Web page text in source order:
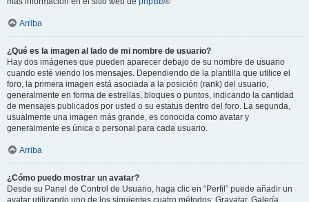
Arriba
¿Qué es la imagen al lado de mi nombre de usuario?
Hay dos imágenes que pueden aparecer debajo de su nombre de usuario
cuando esté viendo los mensajes. Dependiendo de la plantilla que utilice el
foro, la primera imagen está asociada a la posición (rank) del usuario,
generalmente en forma de estrellas, bloques o puntos, indicando la cantidad
de mensajes publicados por usted o su estatus dentro del foro. La segunda,
usualmente una imagen más grande, es conocida como avatar y
generalmente es única o personal para cada usuario.
Arriba
¿Cómo puedo mostrar un avatar?
Desde su Panel de Control de Usuario, haga clic en “Perfil” puede añadir un
avatar utilizando uno de los siguientes cuatro métodos: Gravatar, Galería,